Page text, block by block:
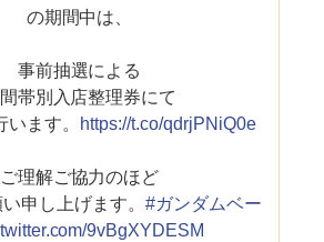
の期間中は、
事前抽選による
帯別入店整理券にて
います。
https://t.co/qdrjPNiQ0e
ご理解ご協力のほど
申し上げます。 #ガンダムベー
9vBgXYDESM